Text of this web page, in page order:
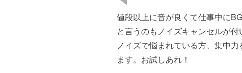
値段以上に音が良くて仕事中に
と言うのもノイズキャンセルが
ノイズで悩まれている方、集中
ます。お試しあれ！